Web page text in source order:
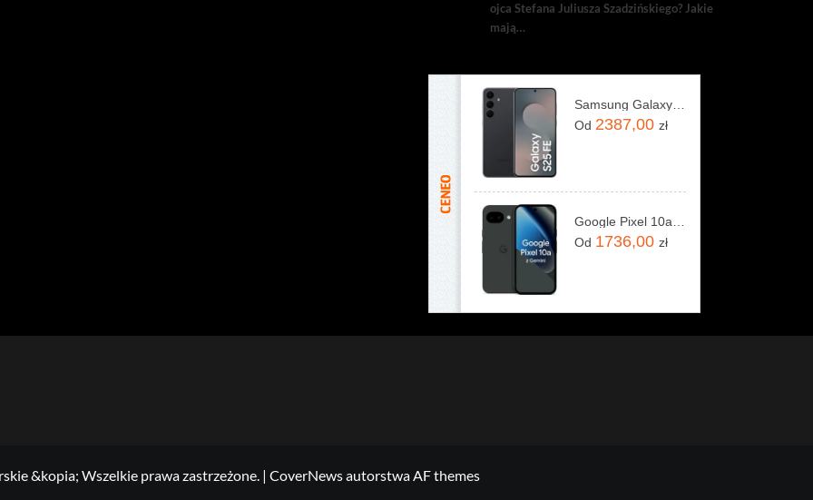
ojca Stefana Juliusza Szadzińskiego? Jakie
mają…
Samsung Galaxy S25 FE 8/256GB Czarny
Od 2387,00 zł
Od 1736,00 zł
&kopia; Wszelkie prawa zastrzeżone. | CoverNewsautorstwa AF themes